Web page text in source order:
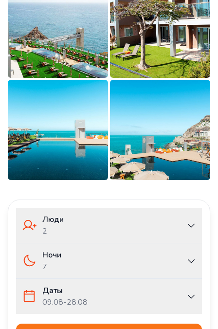
Люди
2
Ночи
7
Даты
09.08-28.08